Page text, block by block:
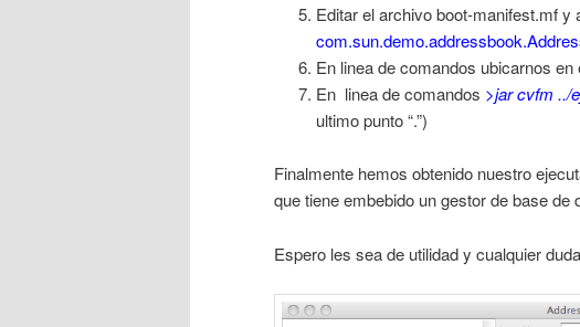
Editar el archivo boot-manifest.mf y
En linea de comandos ubicarnos en
En linea de comandos >jar cvfm ../
ultimo punto “.”)
Finalmente hemos obtenido nuestro
que tiene embebido un gestor de base
Espero les sea de utilidad y cualquier